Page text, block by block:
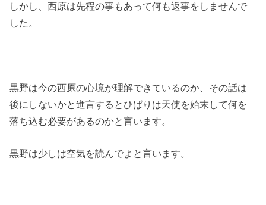
しかし、西原は先程の事もあって何も返事をしませんで
した。
黒野は今の西原の心境が理解できているのか、その話は
後にしないかと進言するとひばりは天使を始末して何を
落ち込む必要があるのかと言います。
黒野は少しは空気を読んでよと言います。